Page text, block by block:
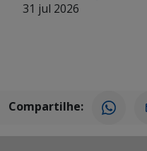
31 jul 2026
Compartilhe: